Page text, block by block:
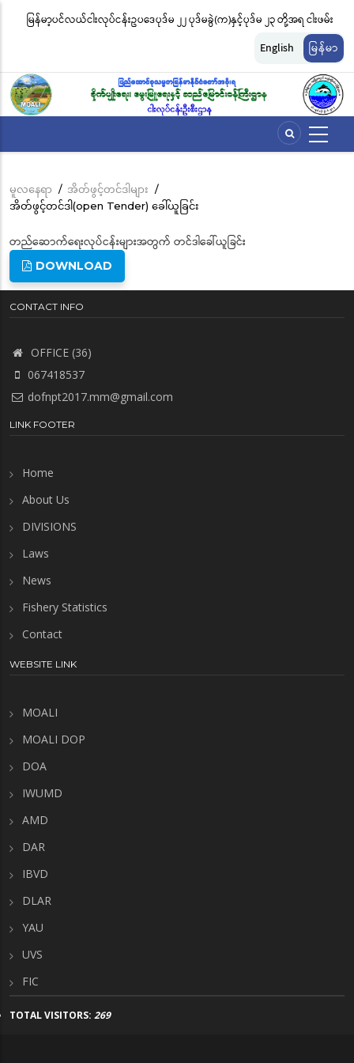
အဓိက
အကြောင်းအရာ
မည်
မြန်မာ့ပင်လယ်ငါးလုပ်ငန်းဥပဒေပုဒ်မ ၂၂ ပုဒ်မခွဲ(က)နှင့်ပုဒ်မ ၂၃ တို့အရ ငါးဖမ်း
ကိရိယာအမျိုးအစားအလိုက် လိုင်စင်ခနှုန်းထားများကို အောက်ပါအတိုင်း
မ
English မြန်မာ
Breadcrumb
မူလနေရာ / အိတ်ဖွင့်တင်ဒါများ /
အိတ်ဖွင့်တင်ဒါ(open Tender) ခေါ်ယူခြင်း
တည်ဆောက်ရေးလုပ်ငန်းများအတွက် တင်ဒါခေါ်ယူခြင်း
DOWNLOAD
CONTACT INFO
OFFICE (36)
067418537
dofnpt2017.mm@gmail.com
LINK FOOTER
Home
About Us
DIVISIONS
Laws
News
Fishery Statistics
Contact
WEBSITE LINK
MOALI
MOALI DOP
DOA
IWUMD
AMD
DAR
IBVD
DLAR
YAU
UVS
FIC
TOTAL VISITORS: 269